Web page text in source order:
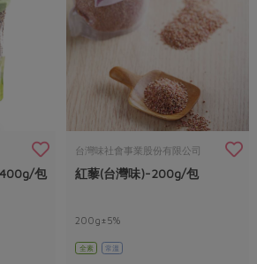
包
台灣味社會事業股份有限公司
紅藜(台灣味)-200g/包
200g±5%
全素 常溫